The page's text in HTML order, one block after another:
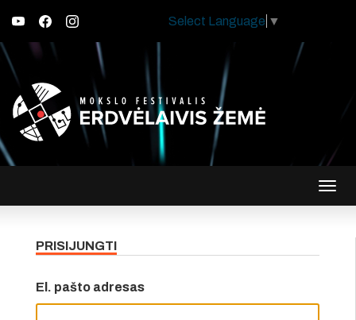
Select Language ▼
PRISIJUNGTI
El. pašto adresas